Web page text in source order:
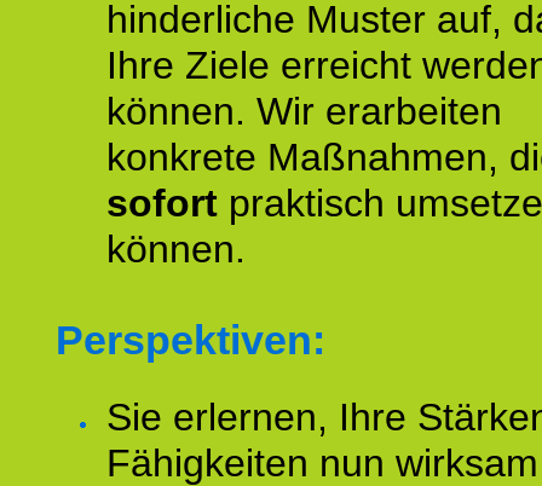
hinderliche Muster auf,
Ihre Ziele erreicht
können. Wir erarbeiten
konkrete Maßnahmen,
sofort praktisch
können.
Perspektiven:
Sie erlernen, Ihre
Fähigkeiten nun wirksam